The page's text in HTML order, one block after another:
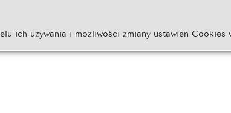
ich używania i możliwości zmiany ustawień Cookies